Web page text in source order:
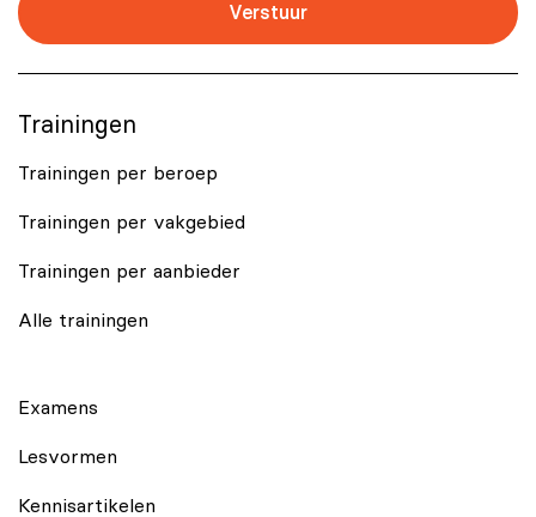
Verstuur
Trainingen
Trainingen per beroep
Trainingen per vakgebied
Trainingen per aanbieder
Alle trainingen
Examens
Lesvormen
Kennisartikelen